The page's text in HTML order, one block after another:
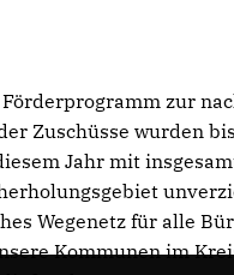
Förderprogramm zur
Zuschüsse wurden
Jahr mit
Wegenetz für alle
Kommunen im